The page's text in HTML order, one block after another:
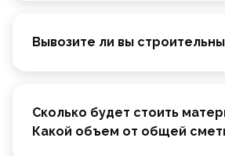
Вывозите ли вы
Сколько будет стоить
Какой объем от общей